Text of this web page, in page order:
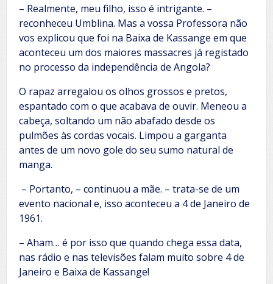
– Realmente, meu filho, isso é intrigante. –
reconheceu Umblina. Mas a vossa Professora não
vos explicou que foi na Baixa de Kassange em que
aconteceu um dos maiores massacres já registado
no processo da independência de Angola?
O rapaz arregalou os olhos grossos e pretos,
espantado com o que acabava de ouvir. Meneou a
cabeça, soltando um não abafado desde os
pulmões às cordas vocais. Limpou a garganta
antes de um novo gole do seu sumo natural de
manga.
– Portanto, – continuou a mãe. – trata-se de um
evento nacional e, isso aconteceu a 4 de Janeiro de
1961.
– Aham… é por isso que quando chega essa data,
nas rádio e nas televisões falam muito sobre 4 de
Janeiro e Baixa de Kassange!